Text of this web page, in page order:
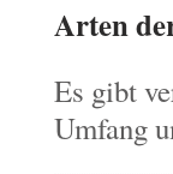
Arten
Es gibt
Umfang